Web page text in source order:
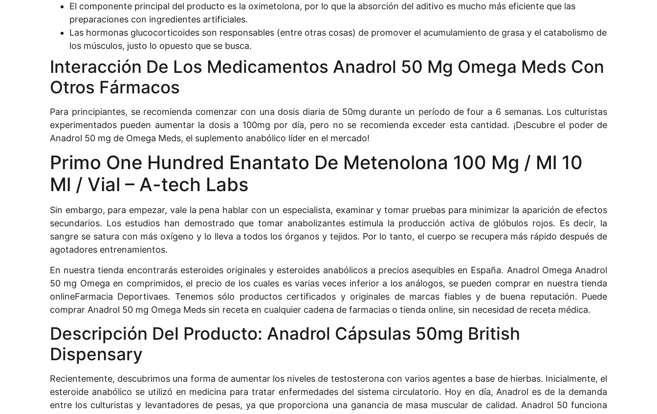
El componente principal del producto es la oximetolona, ​​por lo que la absorción del aditivo es mucho más eficiente que las
preparaciones con ingredientes artificiales.
Las hormonas glucocorticoides son responsables (entre otras cosas) de promover el acumulamiento de grasa y el catabolismo de
los músculos, justo lo opuesto que se busca.
Interacción De Los Medicamentos Anadrol 50 Mg Omega Meds Con
Otros Fármacos
Para principiantes, se recomienda comenzar con una dosis diaria de 50mg durante un período de four a 6 semanas. Los culturistas
experimentados pueden aumentar la dosis a 100mg por día, pero no se recomienda exceder esta cantidad. ¡Descubre el poder de
Anadrol 50 mg de Omega Meds, el suplemento anabólico líder en el mercado!
Primo One Hundred Enantato De Metenolona 100 Mg / Ml 10
Ml / Vial – A-tech Labs
Sin embargo, para empezar, vale la pena hablar con un especialista, examinar y tomar pruebas para minimizar la aparición de efectos
secundarios. Los estudios han demostrado que tomar anabolizantes estimula la producción activa de glóbulos rojos. Es decir, la
sangre se satura con más oxígeno y lo lleva a todos los órganos y tejidos. Por lo tanto, el cuerpo se recupera más rápido después de
agotadores entrenamientos.
En nuestra tienda encontrarás esteroides originales y esteroides anabólicos a precios asequibles en España. Anadrol Omega Anadrol
50 mg Omega en comprimidos, el precio de los cuales es varias veces inferior a los análogos, se pueden comprar en nuestra tienda
onlineFarmacia Deportivaes. Tenemos sólo productos certificados y originales de marcas fiables y de buena reputación. Puede
comprar Anadrol 50 mg Omega Meds sin receta en cualquier cadena de farmacias o tienda online, sin necesidad de receta médica.
Descripción Del Producto: Anadrol Cápsulas 50mg British
Dispensary
Recientemente, descubrimos una forma de aumentar los niveles de testosterona con varios agentes a base de hierbas. Inicialmente, el
esteroide anabólico se utilizó en medicina para tratar enfermedades del sistema circulatorio. Hoy en día, Anadrol es de la demanda
entre los culturistas y levantadores de pesas, ya que proporciona una ganancia de masa muscular de calidad. Anadrol 50 funciona